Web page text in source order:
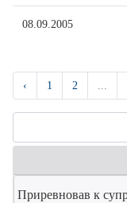
08.09.2005
‹ 1 2 ...
Приревновав к